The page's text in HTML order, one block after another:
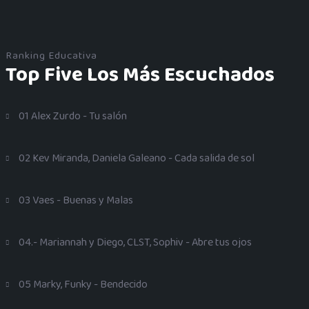
Ranking Educativa
Top Five Los Más Escuchados
01 Alex Zurdo - Tu salón
02 Kev Miranda, Daniela Galeano - Cada salida de sol
03 Vaes - Buenas y Malas
04.- Mariannah y Diego, CLST, Sophiv - Abre tus ojos
05 Marky, Funky - Bendecido